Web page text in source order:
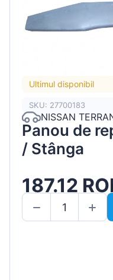
Ultimul disponibil
SKU: 27700183
NISSAN
Panou de
/ Stânga
187.12